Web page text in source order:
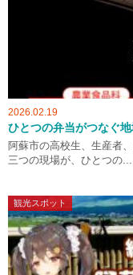
2026.02.19
ひとつの弁当がつなぐ
阿蘇市の高校生、生産者
三つの現場が、ひとつの...
観光スポット